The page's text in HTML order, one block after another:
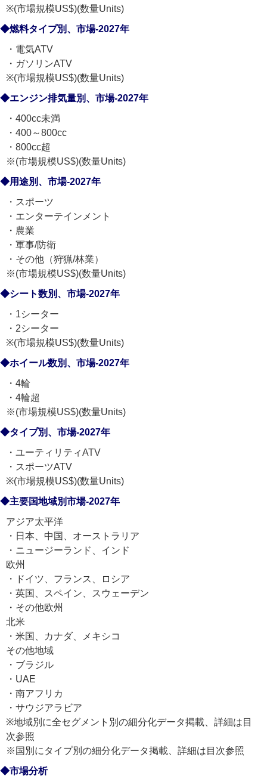
※(市場規模US$)(数量Units)
◆燃料タイプ別、市場-2027年
・電気ATV
・ガソリンATV
※(市場規模US$)(数量Units)
◆エンジン排気量別、市場-2027年
・400cc未満
・400～800cc
・800cc超
※(市場規模US$)(数量Units)
◆用途別、市場-2027年
・スポーツ
・エンターテインメント
・農業
・軍事/防衛
・その他（狩猟/林業）
※(市場規模US$)(数量Units)
◆シート数別、市場-2027年
・1シーター
・2シーター
※(市場規模US$)(数量Units)
◆ホイール数別、市場-2027年
・4輪
・4輪超
※(市場規模US$)(数量Units)
◆タイプ別、市場-2027年
・ユーティリティATV
・スポーツATV
※(市場規模US$)(数量Units)
◆主要国地域別市場-2027年
アジア太平洋
・日本、中国、オーストラリア
・ニュージーランド、インド
欧州
・ドイツ、フランス、ロシア
・英国、スペイン、スウェーデン
・その他欧州
北米
・米国、カナダ、メキシコ
その他地域
・ブラジル
・UAE
・南アフリカ
・サウジアラビア
※地域別に全セグメント別の細分化データ掲載、詳細は目
次参照
※国別にタイプ別の細分化データ掲載、詳細は目次参照
◆市場分析